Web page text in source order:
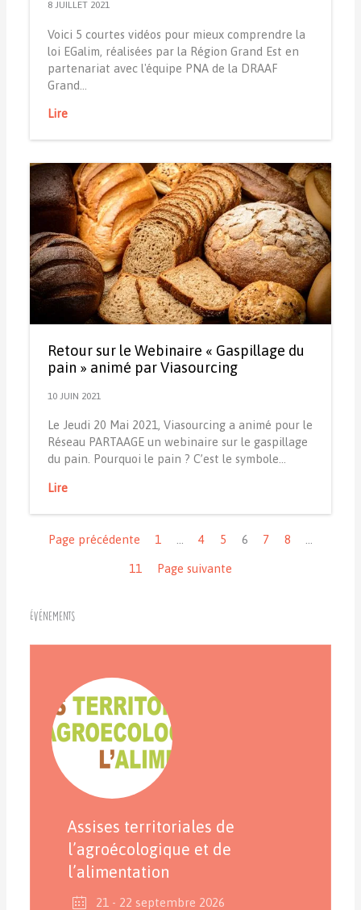
8 JUILLET 2021
Voici 5 courtes vidéos pour mieux comprendre la
loi EGalim, réalisées par la Région Grand Est en
partenariat avec l'équipe PNA de la DRAAF
Grand…
Lire
Retour sur le Webinaire « Gaspillage du
pain » animé par Viasourcing
10 JUIN 2021
Le Jeudi 20 Mai 2021, Viasourcing a animé pour le
Réseau PARTAAGE un webinaire sur le gaspillage
du pain. Pourquoi le pain ? C’est le symbole…
Lire
Page précédente
1 … 4 5 6 7 8 …
11 Page suivante
Événements
Assises territoriales de
l’agroécologique et de
l’alimentation
21 - 22 septembre 2026